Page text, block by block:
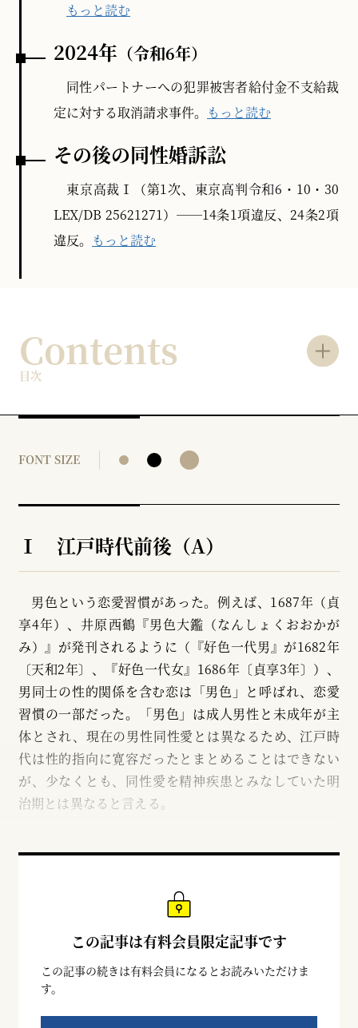
もっと読む
2024年 （令和6年）
同性パートナーへの犯罪被害者給付金不支給裁
定に対する取消請求事件。 もっと読む
その後の同性婚訴訟
東京高裁Ⅰ（第1次、東京高判令和6・10・30
LEX/DB 25621271）──14条1項違反、24条2項
違反。 もっと読む
Contents
目次
FONT SIZE
Ⅰ 江戸時代前後（A）
男色という恋愛習慣があった。例えば、1687年（貞
享4年）、井原西鶴『男色大鑑（なんしょくおおかが
み）』が発刊されるように（『好色一代男』が1682年
〔天和2年〕、『好色一代女』1686年〔貞享3年〕）、
男同士の性的関係を含む恋は「男色」と呼ばれ、恋愛
習慣の一部だった。「男色」は成人男性と未成年が主
体とされ、現在の男性同性愛とは異なるため、江戸時
代は性的指向に寛容だったとまとめることはできない
が、少なくとも、同性愛を精神疾患とみなしていた明
治期とは異なると言える。
この記事は有料会員限定記事です
この記事の続きは有料会員になるとお読みいただけま
す。